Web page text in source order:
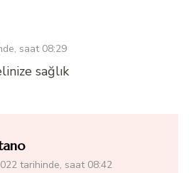
saat 08:29
sağlık
tarihinde, saat 08:42